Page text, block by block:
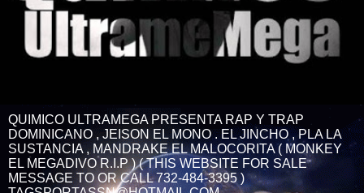
QUIMICO ULTRAMEGA PRESENTA RAP Y TRAP
DOMINICANO , JEISON EL MONO . EL JINCHO , PLA LA
SUSTANCIA , MANDRAKE EL MALOCORITA ( MONKEY
EL MEGADIVO R.I.P ) ( THIS WEBSITE FOR SALE
MESSAGE TO OR CALL 732-484-3395 )